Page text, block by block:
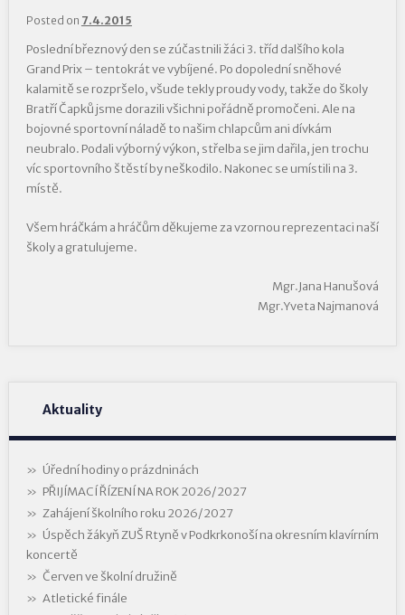
Posted on 7.4.2015
Poslední březnový den se zúčastnili žáci 3. tříd dalšího kola
Grand Prix – tentokrát ve vybíjené. Po dopolední sněhové
kalamitě se rozpršelo, všude tekly proudy vody, takže do školy
Bratří Čapků jsme dorazili všichni pořádně promočeni. Ale na
bojovné sportovní náladě to našim chlapcům ani dívkám
neubralo. Podali výborný výkon, střelba se jim dařila, jen trochu
víc sportovního štěstí by neškodilo. Nakonec se umístili na 3.
místě.
Všem hráčkám a hráčům děkujeme za vzornou reprezentaci naší
školy a gratulujeme.
Mgr.Jana Hanušová
Mgr.Yveta Najmanová
Aktuality
Úřední hodiny o prázdninách
PŘIJÍMACÍ ŘÍZENÍ NA ROK 2026/2027
Zahájení školního roku 2026/2027
Úspěch žákyň ZUŠ Rtyně v Podkrkonoší na okresním klavírním
koncertě
Červen ve školní družině
Atletické finále